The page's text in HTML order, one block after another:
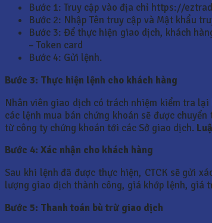
Bước 1: Truy cập vào địa chỉ https://
Bước 2: Nhập Tên truy cập và Mật khẩu
Bước 3: Để thực hiện giao dịch, khách
– Token card
Bước 4: Gửi lệnh.
Bước 3: Thực hiện lệnh cho khách hàng
Nhân viên giao dịch có trách nhiệm kiểm tra
các lệnh mua bán chứng khoán sẽ được
từ công ty chứng khoán tới các Sở giao dịch.
Bước 4: Xác nhận cho khách hàng
Sau khi lệnh đã được thực hiện, CTCK sẽ gửi
lượng giao dịch thành công, giá khớp lệnh, giá
Bước 5: Thanh toán bù trừ giao dịch